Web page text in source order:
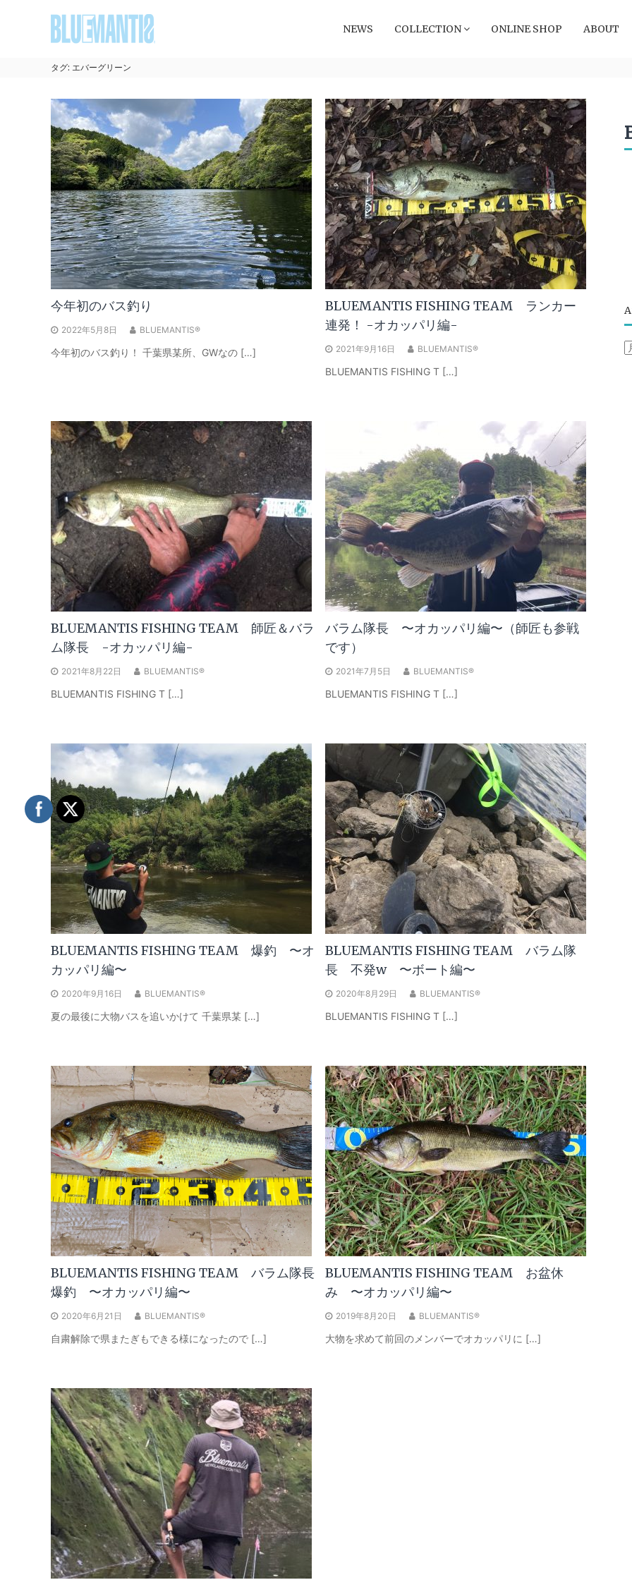
BLUEMANTIS
NEWS COLLECTION ONLINE SHOP ABOUT
タグ: エバーグリーン
今年初のバス釣り
2022年5月8日 BLUEMANTIS®
今年初のバス釣り！ 千葉県某所、GWなの […]
BLUEMANTIS FISHING TEAM ランカー
連発！ -オカッパリ編-
2021年9月16日 BLUEMANTIS®
BLUEMANTIS FISHING T […]
BLUEMANTIS FISHING TEAM 師匠＆バラ
ム隊長 -オカッパリ編-
2021年8月22日 BLUEMANTIS®
BLUEMANTIS FISHING T […]
バラム隊長 〜オカッパリ編〜（師匠も参戦
です）
2021年7月5日 BLUEMANTIS®
BLUEMANTIS FISHING T […]
BLUEMANTIS FISHING TEAM 爆釣 〜オ
カッパリ編〜
2020年9月16日 BLUEMANTIS®
夏の最後に大物バスを追いかけて 千葉県某 […]
BLUEMANTIS FISHING TEAM バラム隊
長 不発w 〜ボート編〜
2020年8月29日 BLUEMANTIS®
BLUEMANTIS FISHING T […]
BLUEMANTIS FISHING TEAM バラム隊長
爆釣 〜オカッパリ編〜
2020年6月21日 BLUEMANTIS®
自粛解除で県またぎもできる様になったので […]
BLUEMANTIS FISHING TEAM お盆休
み 〜オカッパリ編〜
2019年8月20日 BLUEMANTIS®
大物を求めて前回のメンバーでオカッパリに […]